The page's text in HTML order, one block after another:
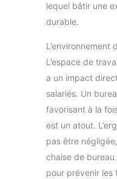
lequel bâtir une
durable.
L’espace de
a un impact
salariés. Un
favorisant à la
est un atout.
pas être
chaise de
pour prévenir les